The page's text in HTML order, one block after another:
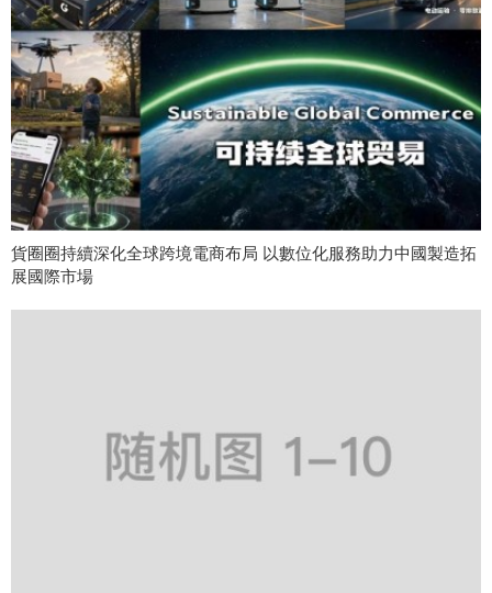
貨圈圈持續深化全球跨境電商布局 以數位化服務助力中國製造拓
展國際市場